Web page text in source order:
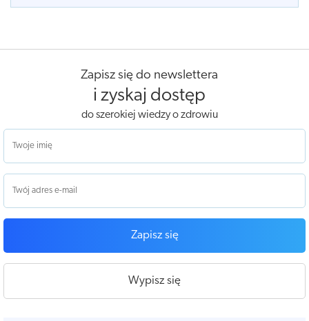
Zapisz się do newslettera
i zyskaj dostęp
do szerokiej wiedzy o zdrowiu
Zapisz się
Wypisz się